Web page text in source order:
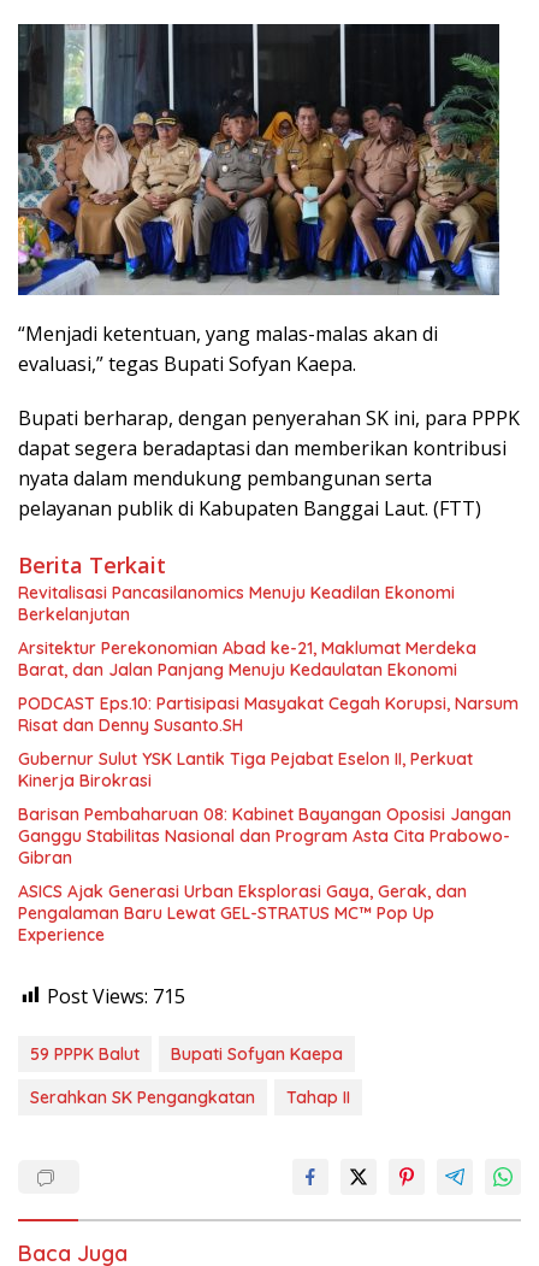
“Menjadi ketentuan, yang malas-malas akan di
evaluasi,” tegas Bupati Sofyan Kaepa.
Bupati berharap, dengan penyerahan SK ini, para PPPK
dapat segera beradaptasi dan memberikan kontribusi
nyata dalam mendukung pembangunan serta
pelayanan publik di Kabupaten Banggai Laut. (FTT)
Berita Terkait
Revitalisasi Pancasilanomics Menuju Keadilan Ekonomi
Berkelanjutan
Arsitektur Perekonomian Abad ke-21, Maklumat Merdeka
Barat, dan Jalan Panjang Menuju Kedaulatan Ekonomi
PODCAST Eps.10: Partisipasi Masyakat Cegah Korupsi, Narsum
Risat dan Denny Susanto.SH
Gubernur Sulut YSK Lantik Tiga Pejabat Eselon II, Perkuat
Kinerja Birokrasi
Barisan Pembaharuan 08: Kabinet Bayangan Oposisi Jangan
Ganggu Stabilitas Nasional dan Program Asta Cita Prabowo-
Gibran
ASICS Ajak Generasi Urban Eksplorasi Gaya, Gerak, dan
Pengalaman Baru Lewat GEL-STRATUS MC™ Pop Up
Experience
Post Views: 715
59 PPPK Balut
Bupati Sofyan Kaepa
Serahkan SK Pengangkatan
Tahap II
Baca Juga